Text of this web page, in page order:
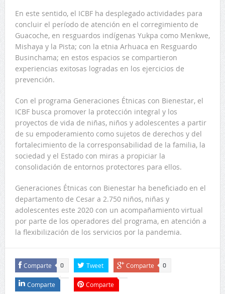
En este sentido, el ICBF ha desplegado actividades para
concluir el período de atención en el corregimiento de
Guacoche, en resguardos indígenas Yukpa como Menkwe,
Mishaya y la Pista; con la etnia Arhuaca en Resguardo
Businchama; en estos espacios se compartieron
experiencias exitosas logradas en los ejercicios de
prevención.
Con el programa Generaciones Étnicas con Bienestar, el
ICBF busca promover la protección integral y los
proyectos de vida de niñas, niños y adolescentes a partir
de su empoderamiento como sujetos de derechos y del
fortalecimiento de la corresponsabilidad de la familia, la
sociedad y el Estado con miras a propiciar la
consolidación de entornos protectores para ellos.
Generaciones Étnicas con Bienestar ha beneficiado en el
departamento de Cesar a 2.750 niños, niñas y
adolescentes este 2020 con un acompañamiento virtual
por parte de los operadores del programa, en atención a
la flexibilización de los servicios por la pandemia.
Comparte 0 Tweet Comparte 0
Comparte Comparte